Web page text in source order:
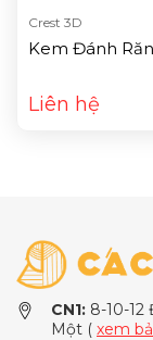
Crest 3D
Kem Đánh
Liên hệ
CN1: 8-10-12
Một ( xem